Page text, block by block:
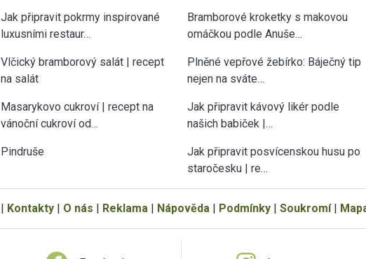
Jak připravit pokrmy inspirované
luxusními restaur…
Vlčický bramborový salát | recept
na salát
Masarykovo cukroví | recept na
vánoční cukroví od…
Pindruše
Bramborové kroketky s makovou
omáčkou podle Anuše…
Plněné vepřové žebírko: Báječný tip
nejen na sváte…
Jak připravit kávový likér podle
našich babiček |…
Jak připravit posvícenskou husu po
staročesku | re…
| Kontakty | O nás | Reklama | Nápověda | Podmínky | Soukromí|